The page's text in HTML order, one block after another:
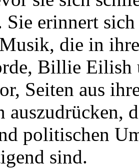
erinnert
die in
Billie Eilish
Seiten aus
auszudrücken,
politischen
sind.